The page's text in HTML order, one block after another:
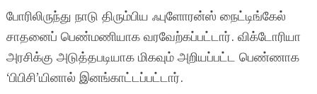
போரிலிருந்து நாடு திரும்பிய ஃபுளோரன்ஸ் நைட்டிங்கேல்
சாதனைப் பெண்மணியாக வரவேற்கப்பட்டார். விக்டோரியா
அரசிக்கு அடுத்தபடியாக மிகவும் அறியப்பட்ட பெண்ணாக
‘பிபிசி’யினால் இனங்காட்டப்பட்டார்.